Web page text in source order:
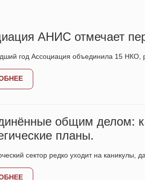
АНИС отмечает
год Ассоциация объединила 15 НКО,
общим делом:
планы.
сектор редко уходит на каникулы,